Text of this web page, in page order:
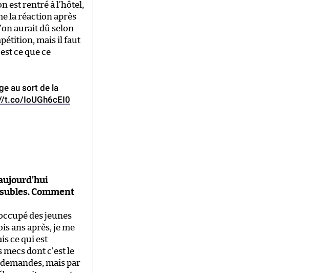
est rentré à l’hôtel,
la réaction après
aurait dû selon
mais il faut
ce que ce
au sort de la
t.co/IoUGh6cEI0
Comment
des jeunes
ans après, je me
ce qui est
dont c’est le
mais par